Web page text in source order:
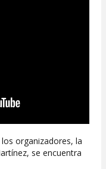
organizadores, la
se encuentra